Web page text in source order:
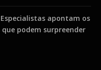
apontam os
podem surpreender